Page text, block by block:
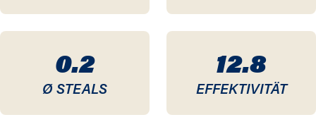
0.2
Ø STEALS
12.8
EFFEKTIVITÄT